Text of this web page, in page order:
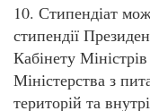
10. Стипендіат
стипендії
Кабінету
Міністерства з
територій та